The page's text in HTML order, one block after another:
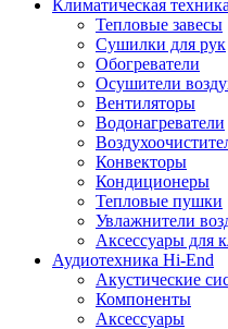
Климатическая техника
Тепловые завесы
Сушилки для рук
Обогреватели
Осушители
Вентиляторы
Водонагреватели
Конвекторы
Кондиционеры
Тепловые пушки
Увлажнители
Аксессуары для
Аудиотехника Hi-End
Акустические
Компоненты
Аксессуары